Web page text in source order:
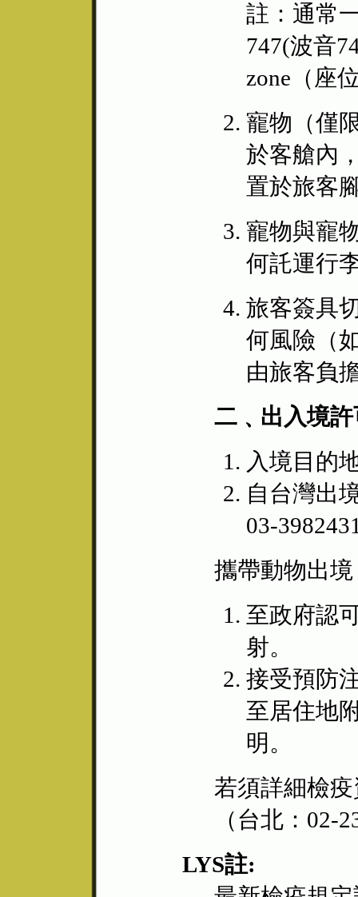
註：通常
747(波音
zone（座
寵物（僅
於客艙內
置於旅客
寵物與寵
何託運行
旅客簽具
何風險（
由旅客負
二﹑出入境
入境目的
自台灣出
03-
攜帶動物出
至政府認
射。
接受預防
至居住地
明。
若須詳細檢
（台北：02-
LYS註: